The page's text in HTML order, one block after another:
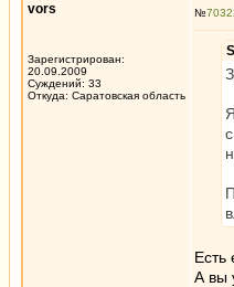
vors
Зарегистрирован:
20.09.2009
Суждений: 33
Откуда: Саратовская область
№
Есть
А вы